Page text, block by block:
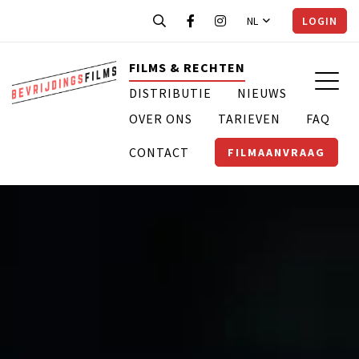
NL LOGIN
FILMS & RECHTEN
DISTRIBUTIE
NIEUWS
OVER ONS
TARIEVEN FAQ
CONTACT FILMAANVRAAG